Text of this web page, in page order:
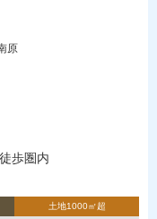
原
歩圏内
土地1000㎡超